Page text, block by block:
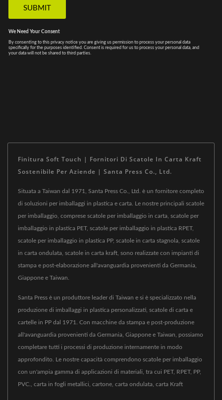
Finitura Soft Touch | Fornitori Di Scatole In Carta Kraft
Sostenibile Per Aziende | Santa Press Co., Ltd.
Situata a Taiwan dal 1971, Santa Press Co., Ltd. è un fornitore completo
di soluzioni per imballaggi in plastica e carta. Le nostre principali scatole
per imballaggio, comprese scatole per imballaggio in carta, scatole per
imballaggio in plastica PET, scatole per imballaggio in plastica RPET,
scatole per imballaggio in plastica PP, scatole in carta stagnola, scatole
in carta ondulata, scatole in carta kraft, sono realizzate con impianti di
stampa e post-elaborazione all'avanguardia provenienti da Germania,
Giappone e Taiwan.
Santa Press è un produttore leader di Taiwan e si è specializzato nella
produzione di imballaggi in plastica personalizzati, scatole di carta e
cartelle in PP dal 1971. Con macchine da stampa e post-produzione
all'avanguardia provenienti da Germania, Giappone e Taiwan, possiamo
completare tutti i processi di produzione internamente in modo
approfondito. Le nostre capacità comprendono scatole per imballaggio
con un'ampia gamma di applicazioni di materiali, tra cui PET, RPET, PP,
PVC., carta in fogli metallici, cartone, carta ondulata, carta Kraft